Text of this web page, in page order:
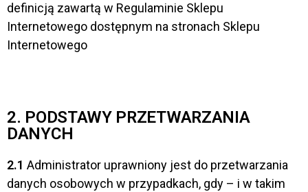
definicją zawartą w Regulaminie Sklepu
Internetowego dostępnym na stronach Sklepu
Internetowego
2. PODSTAWY PRZETWARZANIA
DANYCH
2.1 Administrator uprawniony jest do przetwarzania
danych osobowych w przypadkach, gdy – i w takim